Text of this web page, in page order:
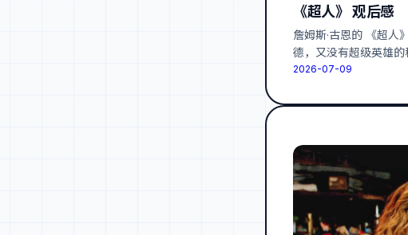
《超人》 观后感
詹姆斯·古恩的 《超人
德，又没有超级英雄
2026-07-09